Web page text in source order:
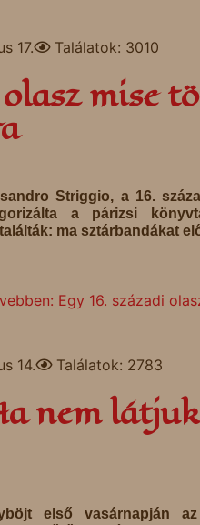
17. Találatok: 3010
olasz mise
Striggio, a 16.
a párizsi
ma sztárbandákat
Egy 16. századi
14. Találatok: 2783
nem
első vasárnapján